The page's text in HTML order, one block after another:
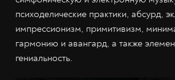
психоделические практики, абсурд,
импрессионизм, примитивизм,
гармонию и авангард, а также
гениальность.